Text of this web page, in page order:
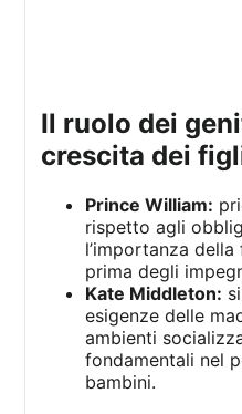
il ruolo dei genitori nella
crescita dei
Prince William:
rispetto agli
l’importanza
prima degli
Kate Middleton:
esigenze delle
ambienti
fondamentali nel
bambini.